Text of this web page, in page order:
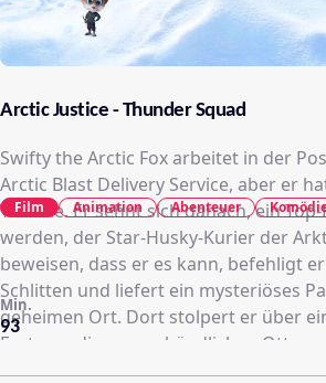
Arctic Justice - Thunder Squad
Swifty the Arctic Fox arbeitet in der
Arctic Blast Delivery Service, aber er
Träume. Er sehnt sich danach, ein
werden, der Star-Husky-Kurier der
beweisen, dass er es kann, befehligt
Schlitten und liefert ein mysteriöses
geheimen Ort. Dort stolpert er über
Festung, die vom schändlichen Otto
überwacht wird. Das blubbernde
93
Min.
Film Animation Abenteuer